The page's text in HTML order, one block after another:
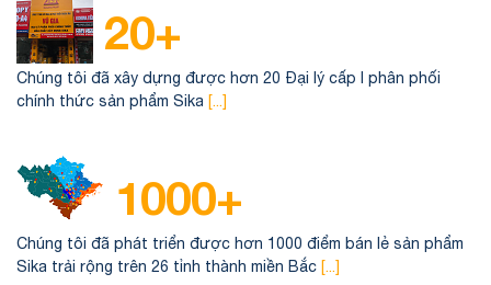
20+
Chúng tôi đã xây dựng được hơn 20 Ðại lý cấp I phân phối
chính thức sản phẩm Sika [...]
1000+
Chúng tôi đã phát triển được hơn 1000 điểm bán lẻ sản phẩm
Sika trải rộng trên 26 tỉnh thành miền Bắc [...]